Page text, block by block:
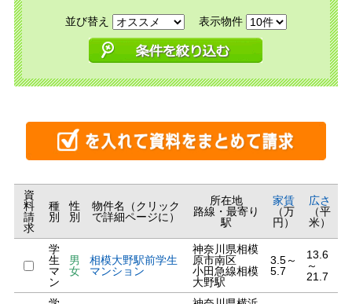
並び替え 表示物件
資
料
請
求
種
別
性
別
物件名（クリック
で詳細ページに）
所在地
路線・最寄り
駅
家賃
（万
円）
広さ
（平
米）
学
生
マ
ン
男
女
相模大野駅前学生
マンション
神奈川県相模
原市南区
小田急線相模
大野駅
3.5～
5.7
13.6
～
21.7